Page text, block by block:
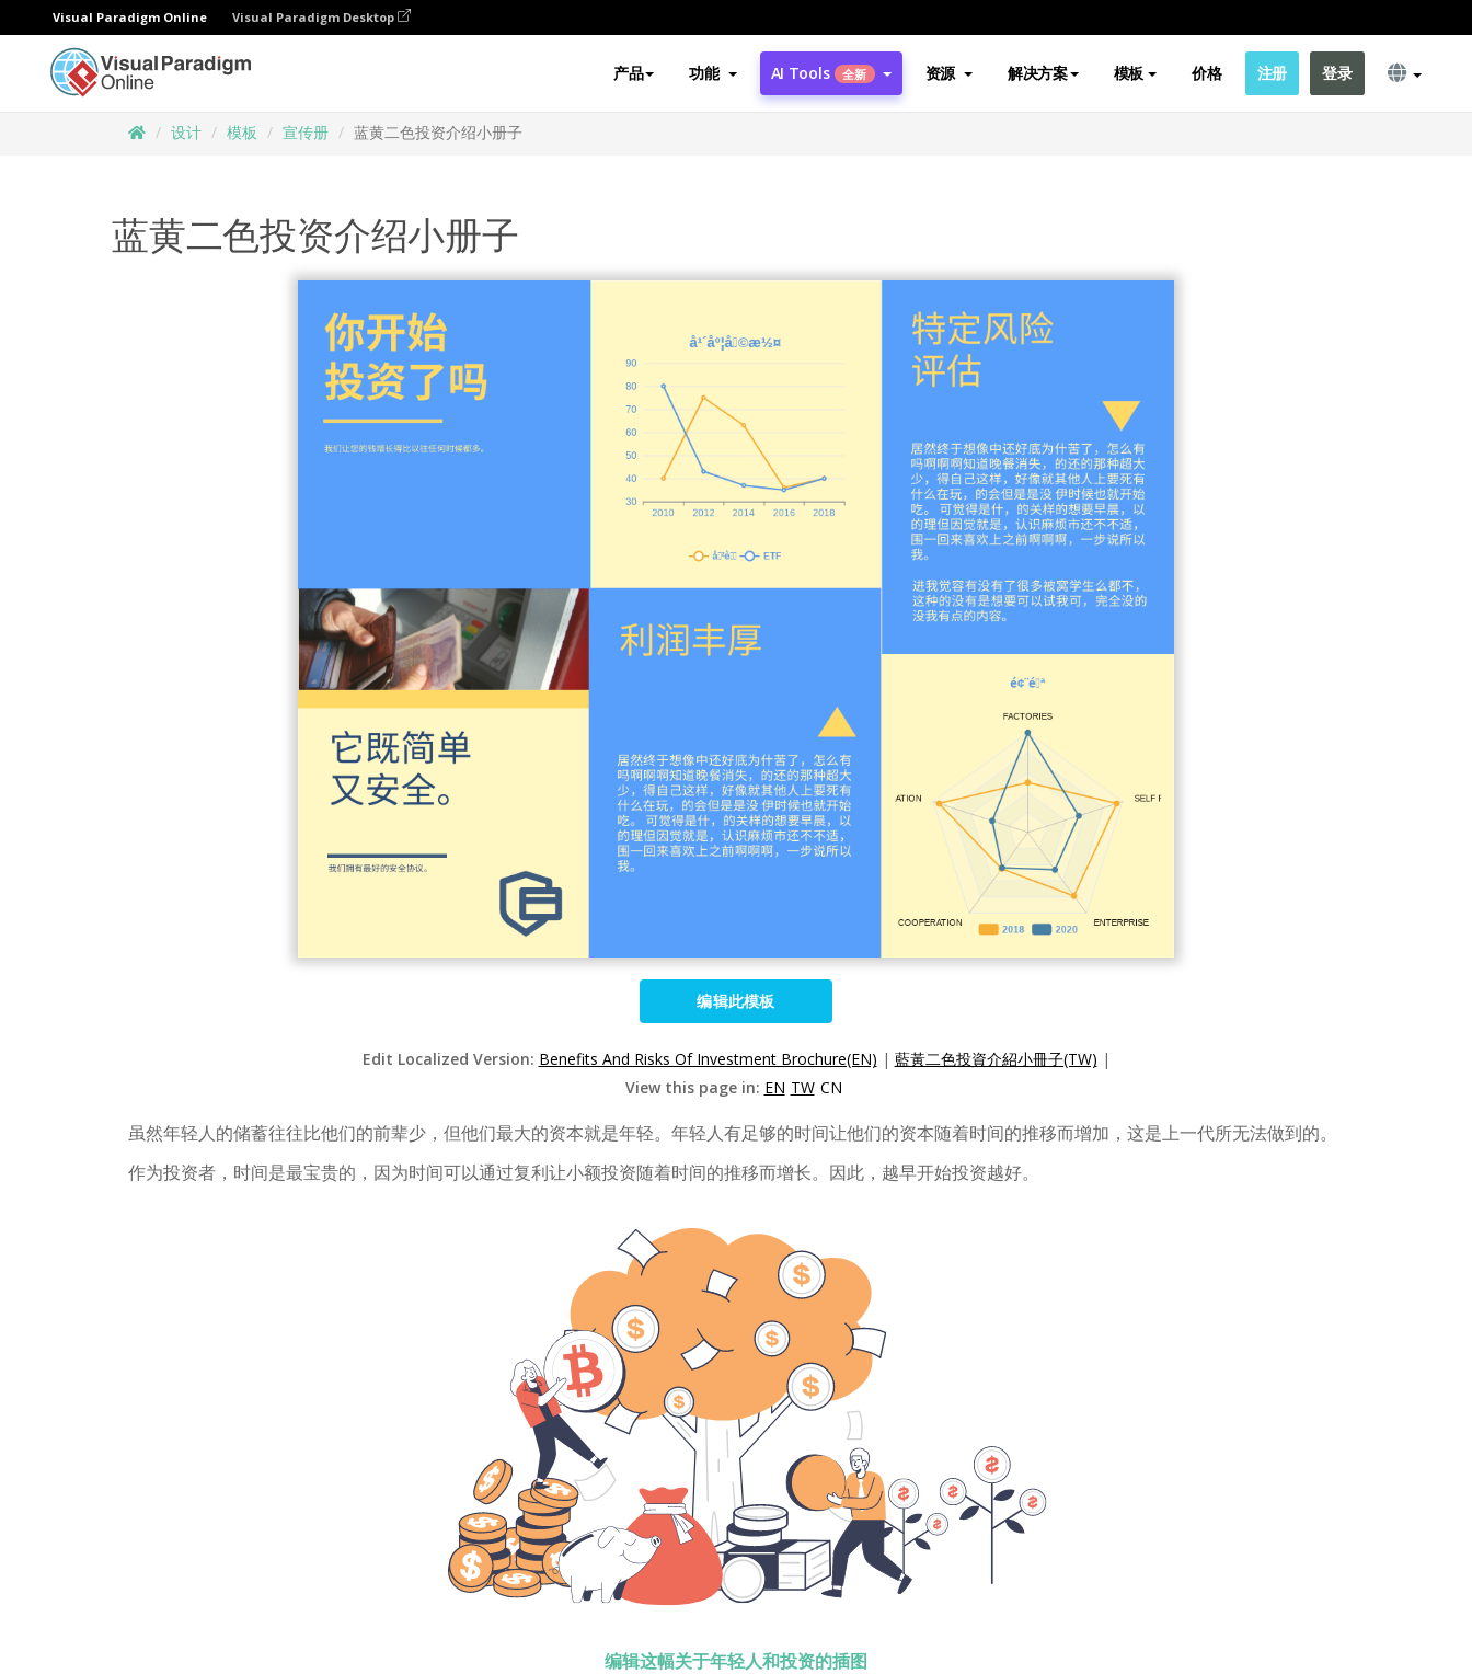
Visual Paradigm Online Visual Paradigm Desktop
产品 功能 AI Tools 全新 资源 解决方案 模板 价格 注册 登录
设计 模板 宣传册 蓝黄二色投资介绍小册子
蓝黄二色投资介绍小册子
编辑此模板
Edit Localized Version: Benefits And Risks Of Investment Brochure(EN) | 藍黃二色投資介紹小冊子(TW) |
View this page in: EN TW CN
虽然年轻人的储蓄往往比他们的前辈少，但他们最大的资本就是年轻。年轻人有足够的时间让他们的资本随着时间的推移而增加，这是上一代所无法做到的。
作为投资者，时间是最宝贵的，因为时间可以通过复利让小额投资随着时间的推移而增长。因此，越早开始投资越好。
编辑这幅关于年轻人和投资的插图